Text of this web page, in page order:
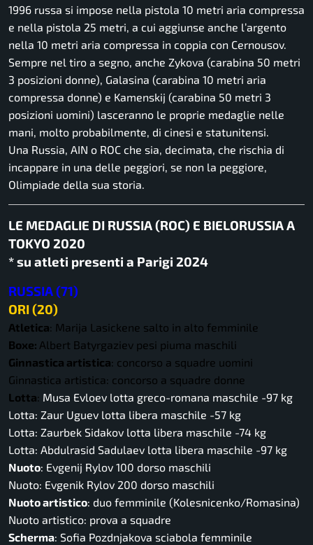
1996 russa si impose nella pistola 10 metri aria compressa
e nella pistola 25 metri, a cui aggiunse anche l’argento
nella 10 metri aria compressa in coppia con Cernousov.
Sempre nel tiro a segno, anche Zykova (carabina 50 metri
3 posizioni donne), Galasina (carabina 10 metri aria
compressa donne) e Kamenskij (carabina 50 metri 3
posizioni uomini) lasceranno le proprie medaglie nelle
mani, molto probabilmente, di cinesi e statunitensi.
Una Russia, AIN o ROC che sia, decimata, che rischia di
incappare in una delle peggiori, se non la peggiore,
Olimpiade della sua storia.
LE MEDAGLIE DI RUSSIA (ROC) E BIELORUSSIA A
TOKYO 2020
* su atleti presenti a Parigi 2024
RUSSIA (71)
ORI (20)
Atletica: Marija Lasickene salto in alto femminile
Boxe: Albert Batyrgaziev pesi piuma maschili
Ginnastica artistica: concorso a squadre uomini
Ginnastica artistica: concorso a squadre donne
Lotta: Musa Evloev lotta greco-romana maschile -97 kg
Lotta: Zaur Uguev lotta libera maschile -57 kg
Lotta: Zaurbek Sidakov lotta libera maschile -74 kg
Lotta: Abdulrasid Sadulaev lotta libera maschile -97 kg
Nuoto: Evgenij Rylov 100 dorso maschili
Nuoto: Evgenik Rylov 200 dorso maschili
Nuoto artistico: duo femminile (Kolesnicenko/Romasina)
Nuoto artistico: prova a squadre
Scherma: Sofia Pozdnjakova sciabola femminile